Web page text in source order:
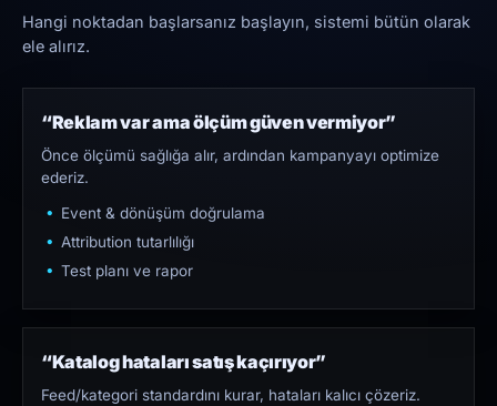
Hangi noktadan başlarsanız başlayın, sistemi bütün olarak
ele alırız.
“Reklam var ama ölçüm güven vermiyor”
Önce ölçümü sağlığa alır, ardından kampanyayı optimize
ederiz.
Event & dönüşüm doğrulama
Attribution tutarlılığı
Test planı ve rapor
“Katalog hataları satış kaçırıyor”
Feed/kategori standardını kurar, hataları kalıcı çözeriz.